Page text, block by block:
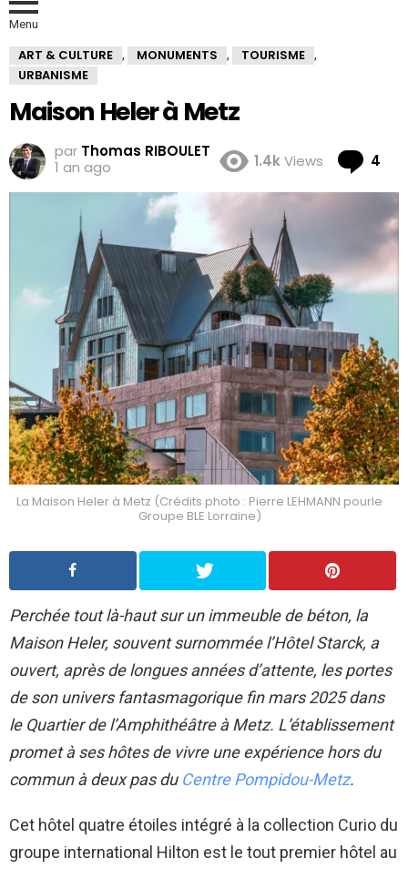
Menu
ART & CULTURE , MONUMENTS , TOURISME ,
URBANISME
Maison Heler à Metz
par Thomas RIBOULET
1 an ago
1.4kViews 4
La Maison Heler à Metz (Crédits photo : Pierre LEHMANN pourle
Groupe BLE Lorraine)
Perchée tout là-haut sur un immeuble de béton, la
Maison Heler, souvent surnommée l’Hôtel Starck, a
ouvert, après de longues années d’attente, les portes
de son univers fantasmagorique fin mars 2025 dans
le Quartier de l’Amphithéâtre à Metz. L’établissement
promet à ses hôtes de vivre une expérience hors du
commun à deux pas du Centre Pompidou-Metz.
Cet hôtel quatre étoiles intégré à la collection Curio du
groupe international Hilton est le tout premier hôtel au